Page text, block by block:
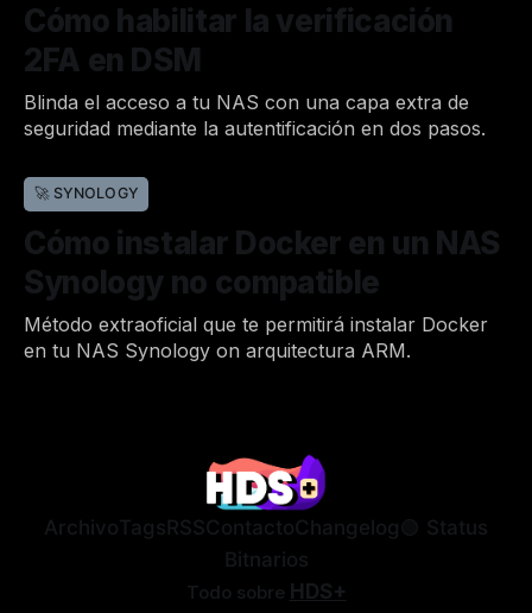
Cómo habilitar la verificación
2FA en DSM
Blinda el acceso a tu NAS con una capa extra de
seguridad mediante la autentificación en dos pasos.
🚀 SYNOLOGY
Cómo instalar Docker en un NAS
Synology no compatible
Método extraoficial que te permitirá instalar Docker
en tu NAS Synology on arquitectura ARM.
ArchivoTagsRSSContactoChangelog🟢 Status
Bitnarios
Todo sobre HDS+